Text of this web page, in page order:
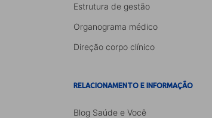
Estrutura de gestão
Organograma médico
Direção corpo clínico
RELACIONAMENTO E INFORMAÇÃO
Blog Saúde e Você